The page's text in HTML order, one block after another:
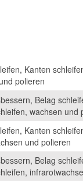
Kanten
polieren
Belag
wachsen und
Kanten
und polieren
Belag